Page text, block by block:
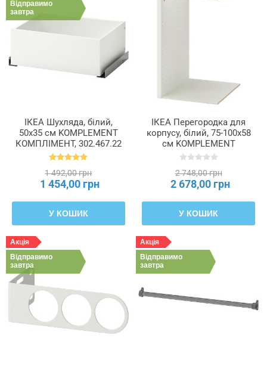
Відправимо
завтра
ІКЕА Шухляда, білий,
50x35 см KOMPLEMENT
КОМПЛІМЕНТ, 302.467.22
1 492,00 грн
1 454,00 грн
У КОШИК
ІКЕА Перегородка для
корпусу, білий, 75-100x58
см KOMPLEMENT
КОМПЛІМЕНТ, 602.463.96
2 748,00 грн
2 678,00 грн
У КОШИК
Акція
Відправимо
завтра
Акція
Відправимо
завтра